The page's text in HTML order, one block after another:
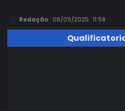
Redação 09/09/2025 11:58